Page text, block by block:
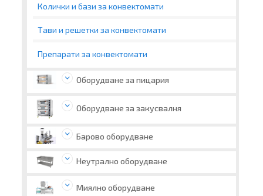
Колички и бази за конвектомати
Тави и решетки за конвектомати
Препарати за конвектомати
Оборудване за пицария
Оборудване за закусвалня
Барово оборудване
Неутрално оборудване
Миялно оборудване